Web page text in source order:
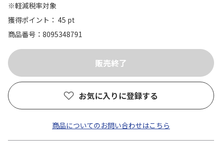
※軽減税率対象
獲得ポイント： 45 pt
商品番号
8095348791
お気に入りに登録する
商品についてのお問い合わせはこちら